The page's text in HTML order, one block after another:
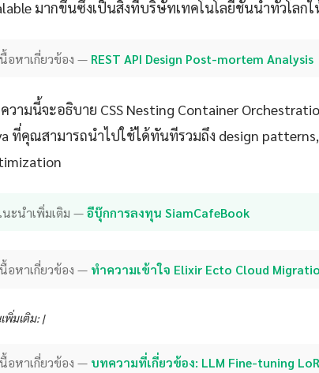
มากขึ้นซึ่งเป็นสิ่งที่บริษัทเทคโนโลยีชั้นนำทั่วโลก
อหาเกี่ยวข้อง — REST API Design Post-mortem Analysis
วามนี้จะอธิบาย CSS Nesting Container
ที่คุณสามารถนำไปใช้ได้ทันทีรวมถึง design
นะนำเพิ่มเติม —อีบุ๊กการลงทุน SiamCafeBook
อหาเกี่ยวข้อง — ทำความเข้าใจ Elixir Ecto Cloud
พิ่มเติม: |
อหาเกี่ยวข้อง — บทความที่เกี่ยวข้อง: LLM Fine-tuning